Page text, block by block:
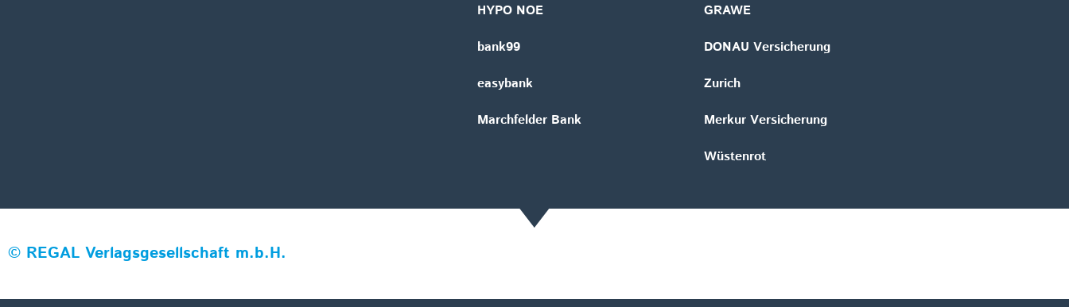
HYPO NOE
bank99
easybank
Marchfelder Bank
GRAWE
DONAU Versicherung
Zurich
Merkur Versicherung
Wüstenrot
© REGAL Verlagsgesellschaft m.b.H.